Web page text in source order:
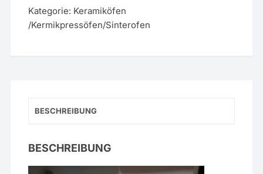
inkl.
Pumpe
Kategorie: Keramiköfen
/Kermikpressöfen/Sinterofen
BESCHREIBUNG
BESCHREIBUNG